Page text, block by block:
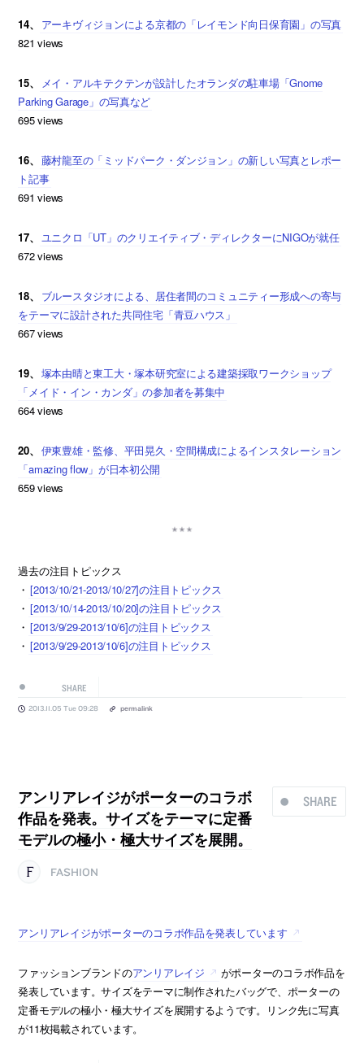
14、
アーキヴィジョンによる京都の「レイモンド向日保育園」の写真
821 views
15、
メイ・アルキテクテンが設計したオランダの駐車場「Gnome
Parking Garage」の写真など
695 views
16、 藤村龍至の「ミッドパーク・ダンジョン」の新しい写真とレポー
ト記事
691 views
17、 ユニクロ「UT」のクリエイティブ・ディレクターにNIGOが就任
672 views
18、
ブルースタジオによる、居住者間のコミュニティー形成への寄与
をテーマに設計された共同住宅「青豆ハウス」
667 views
19、 塚本由晴と東工大・塚本研究室による建築採取ワークショップ
「メイド・イン・カンダ」の参加者を募集中
664 views
20、 伊東豊雄・監修、平田晃久・空間構成によるインスタレーション
「amazing flow」が日本初公開
659 views
過去の注目トピックス
・ [2013/10/21-2013/10/27]の注目トピックス
・ [2013/10/14-2013/10/20]の注目トピックス
・ [2013/9/29-2013/10/6]の注目トピックス
・ [2013/9/29-2013/10/6]の注目トピックス
SHARE
2013.11.05 Tue 09:28 permalink
SHARE
アンリアレイジがポーターのコラボ
作品を発表。サイズをテーマに定番
モデルの極小・極大サイズを展開。
FASHION
アンリアレイジがポーターのコラボ作品を発表しています
ファッションブランドのアンリアレイジ
がポーターのコラボ作品を
発表しています。サイズをテーマに制作されたバッグで、ポーターの
定番モデルの極小・極大サイズを展開するようです。リンク先に写真
が11枚掲載されています。